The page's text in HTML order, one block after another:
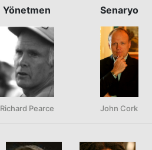
Yönetmen
Richard Pearce
Senaryo
John Cork